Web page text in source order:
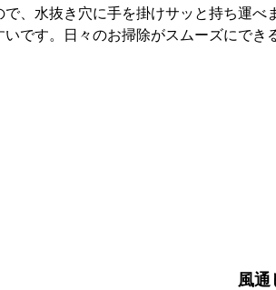
で、水抜き穴に手を掛けサッと持ち運
です。日々のお掃除がスムーズにでき
風通